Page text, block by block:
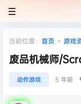
当前位置： 首页 > 游戏
废品机械师/
动作游戏 5 年前